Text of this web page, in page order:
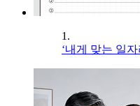
1.
‘내게 맞는 일